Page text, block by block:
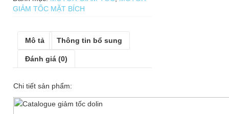
dolin
1.5KW/2HP
số
lượng
GIẢM TỐC MẶT BÍCH
Mô tả Thông tin bổ sung
Đánh giá (0)
Chi tiết sản phẩm: